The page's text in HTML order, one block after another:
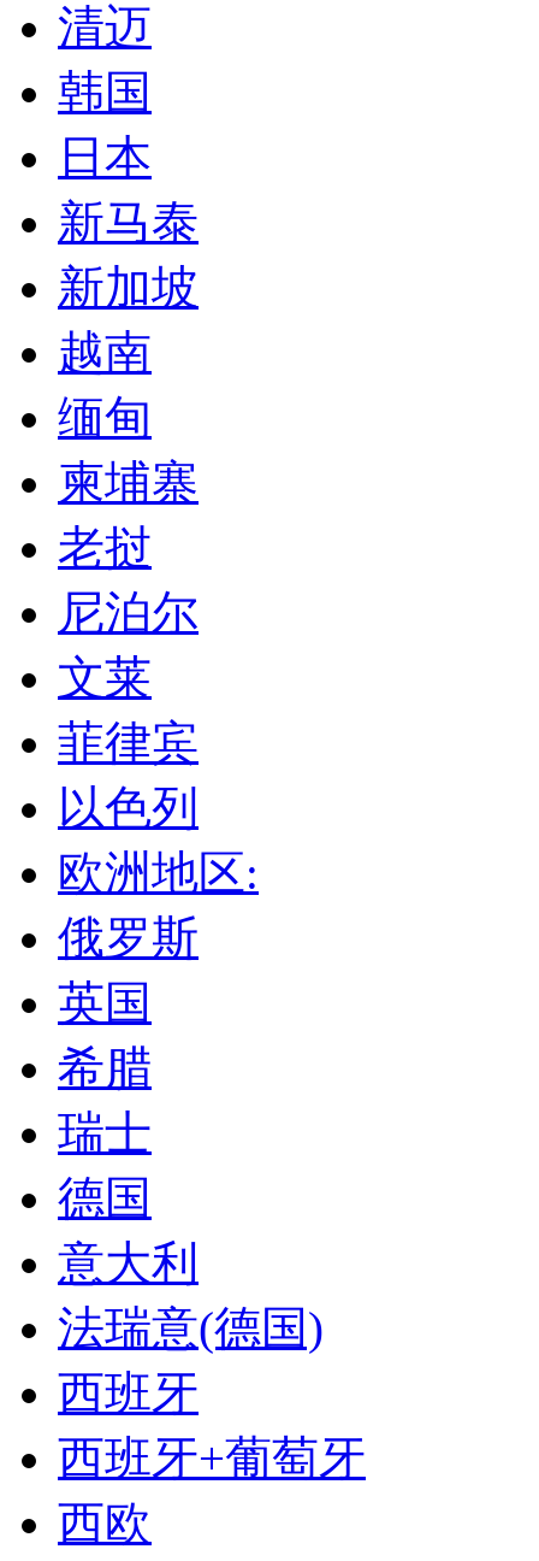
清迈
韩国
日本
新马泰
新加坡
越南
缅甸
柬埔寨
老挝
尼泊尔
文莱
菲律宾
以色列
欧洲地区:
俄罗斯
英国
希腊
瑞士
德国
意大利
法瑞意(德国)
西班牙
西班牙+葡萄牙
西欧